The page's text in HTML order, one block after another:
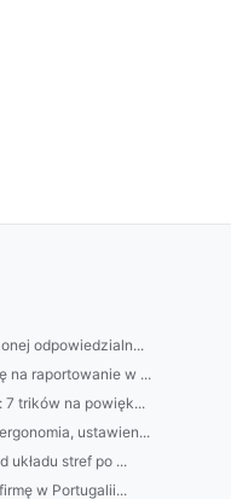
odpowiedzialn...
na raportowanie w ...
7 trików na powięk...
ustawien...
stref po ...
w Portugalii...